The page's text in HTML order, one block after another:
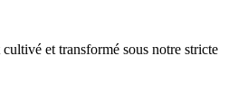
et transformé sous notre stricte